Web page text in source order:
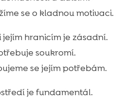
se o kladnou motivaci.
hranicím je zásadní.
soukromí.
se jejím potřebám.
je fundamentál.